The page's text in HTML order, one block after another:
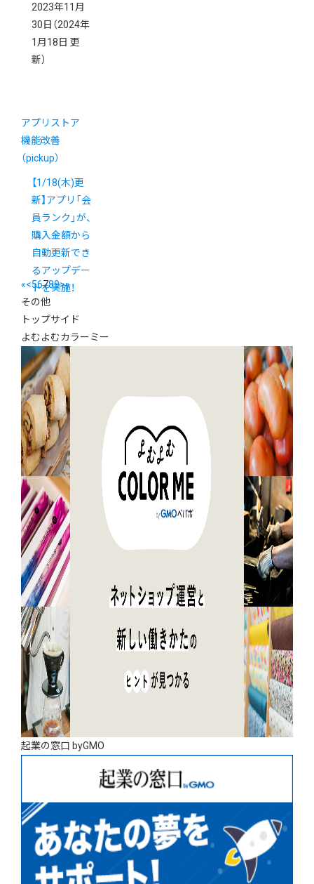
2023年11月
30日 （2024年
1月18日 更
新）
アプリストア
機能改善
（pickup）
【1/18(木)更
新】アプリ「会
員ランク」が、
購入金額から
自動更新でき
るアップデー
トを実施！
«<56789>»
その他
トップサイド
よむよむカラーミー
起業の窓口 byGMO